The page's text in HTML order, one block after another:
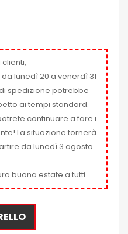
clienti,
lunedì 20 a venerdì 31
spedizione potrebbe
ai tempi standard.
continuare a fare i
La situazione tornerà
da lunedì 3 agosto.
buona estate a tutti